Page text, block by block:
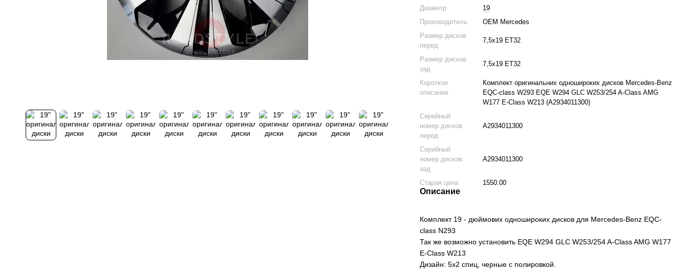
Диаметр
19
Производитель
OEM Mercedes
Размер дисков
перед
7,5х19 ЕТ32
Размер дисков
зад
7,5х19 ЕТ32
Короткое
описание
Комплект оригинальних одношироких дисков Mercedes-Benz
EQC-class W293 EQE W294 GLC W253/254 A-Class AMG
W177 E-Class W213 (А2934011300)
Серийный
номер дисков
перед
А2934011300
Серийный
номер дисков
зад
А2934011300
Старая цена 1550.00
Описание
Комплект 19 - дюймових одношироких дисков для Mercedes-Benz EQC-
class N293
Так же возможно установить EQE W294 GLC W253/254 A-Class AMG W177
E-Class W213
Дизайн: 5x2 спиц, черные с полировкой.